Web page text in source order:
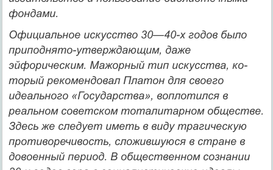
фондами.
Официальное искусство 30—40-х годов было
приподнято-ут­верждающим, даже
эйфорическим. Мажорный тип искусства, ко­
торый рекомендовал Платон для своего
идеального «Государства», воплотился в
реальном советском тоталитарном обществе.
Здесь же следует иметь в виду трагическую
противоречивость, сложившую­ся в стране в
довоенный период. В общественном сознании